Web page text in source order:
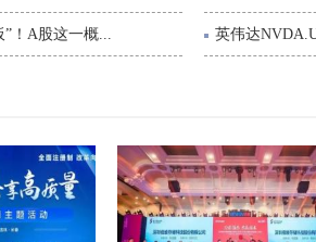
”！A股这一概... 英伟达